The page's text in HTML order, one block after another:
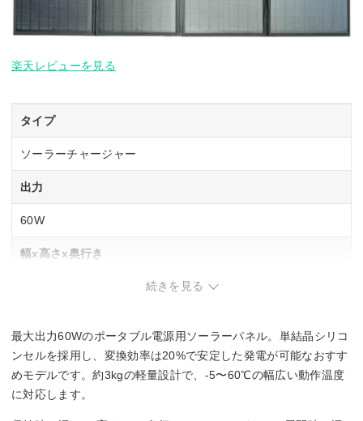
楽天レビューを見る
タイプ
ソーラーチャージャー
出力
60W
幅x高さx奥行き
3000g
続きを見る
最大出力60Wのポータブル電源用ソーラーパネル。単結晶シリコ
ンセルを採用し、変換効率は20%で安定した発電が可能なおすす
めモデルです。約3kgの軽量設計で、-5〜60℃の幅広い動作温度
に対応します。